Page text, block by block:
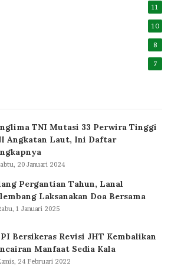
11
10
8
7
TNI Mutasi 33 Perwira Tinggi
Angkatan Laut, Ini Daftar
20 Januari 2024
Pergantian Tahun, Lanal
Laksanakan Doa Bersama
1 Januari 2025
Bersikeras Revisi JHT Kembalikan
Manfaat Sedia Kala
24 Februari 2022